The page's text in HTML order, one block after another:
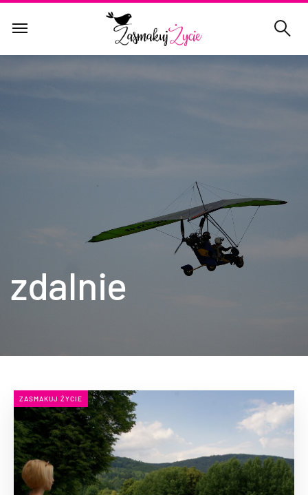
zdalnie
ZASMAKUJ ŻYCIE